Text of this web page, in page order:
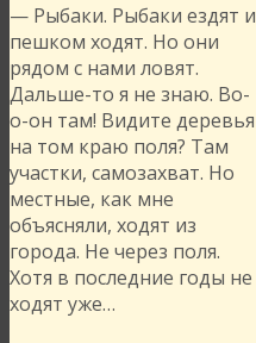
— Рыбаки. Рыбаки ездят и
пешком ходят. Но они
рядом с нами ловят.
Дальше-то я не знаю. Во-
о-он там! Видите деревья
на том краю поля? Там
участки, самозахват. Но
местные, как мне
объясняли, ходят из
города. Не через поля.
Хотя в последние годы не
ходят уже…